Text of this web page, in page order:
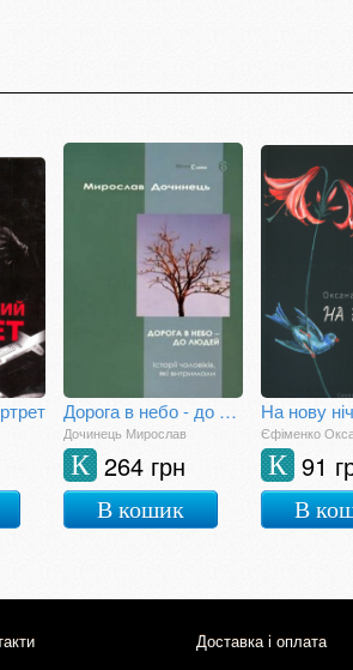
Дорога в небо - до людей
Дочинець Мирослав
264 грн
К
В кошик
На нову ніч
Єфіменко
91
К
В
Доставка і оплата